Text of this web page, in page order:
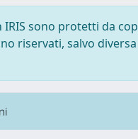
IRIS sono protetti da
riservati, salvo diversa